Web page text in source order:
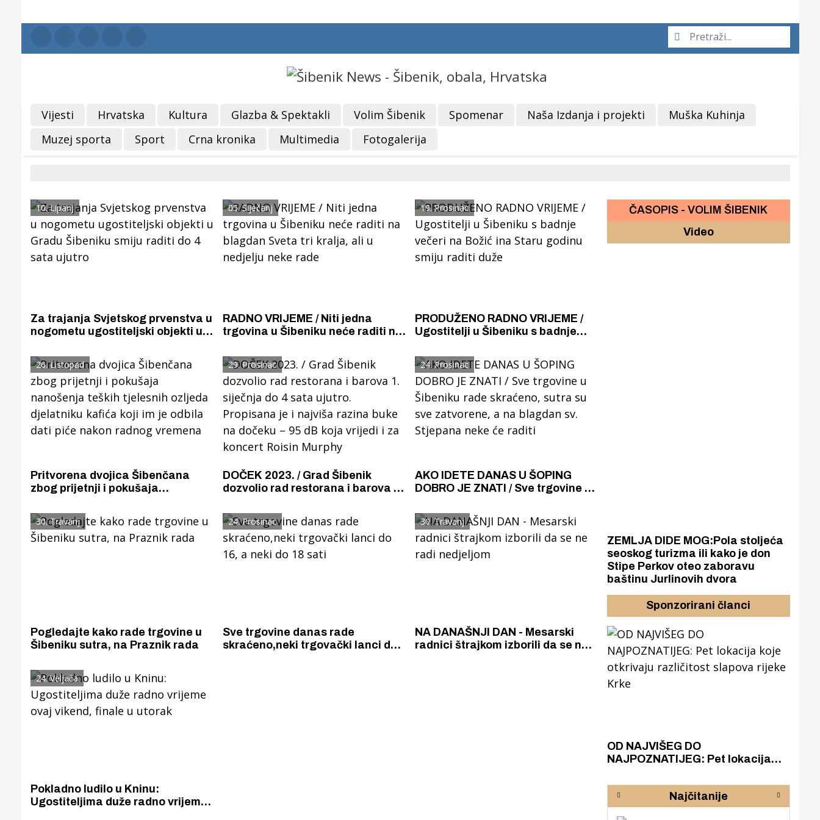
Vijesti Hrvatska Kultura Glazba & Spektakli Volim Šibenik Spomenar Naša Izdanja i projekti
Muška Kuhinja
Muzej sporta
Sport Crna kronika Multimedia Fotogalerija
10. Lipanj
Za trajanja Svjetskog prvenstva u
nogometu ugostiteljski objekti u
sata ujutro
05. Siječanj
RADNO VRIJEME / Niti jedna
trgovina u Šibeniku neće raditi na
nedjelju neke rade
19. Prosinac
PRODUŽENO RADNO VRIJEME /
Ugostitelji u Šibeniku s badnje
smiju raditi duže
26. Listopad
Pritvorena dvojica Šibenčana
zbog prijetnji i pokušaja
ozljeda djelatniku kafića koji im je
odbila dati piće nakon radnog
vremena
29. Prosinac
DOČEK 2023. / Grad Šibenik
dozvolio rad restorana i barova 1.
Propisana je i najviša razina buke
na dočeku – 95 dB koja vrijedi i za
koncert Roisin Murphy
24. Prosinac
AKO IDETE DANAS U ŠOPING
DOBRO JE ZNATI / Sve trgovine u
sve zatvorene, a na blagdan sv.
Stjepana neke će raditi
30. Travanj
Pogledajte kako rade trgovine u
Šibeniku sutra, na Praznik rada
24. Prosinac
Sve trgovine danas rade
skraćeno,neki trgovački lanci do
30. Travanj
NA DANAŠNJI DAN - Mesarski
radnici štrajkom izborili da se ne
24. Veljača
Pokladno ludilo u Kninu:
Ugostiteljima duže radno vrijeme
ČASOPIS - VOLIM ŠIBENIK
Video
ZEMLJA DIDE MOG:Pola stoljeća
seoskog turizma ili kako je don
Stipe Perkov oteo zaboravu
baštinu Jurlinovih dvora
Sponzorirani članci
OD NAJVIŠEG DO
NAJPOZNATIJEG: Pet lokacija
rijeke Krke
Najčitanije